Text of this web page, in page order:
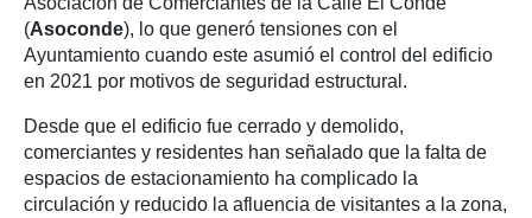
(Asoconde), lo que generó tensiones con el
Ayuntamiento cuando este asumió el control del edificio
en 2021 por motivos de seguridad estructural.
Desde que el edificio fue cerrado y demolido,
comerciantes y residentes han señalado que la falta de
espacios de estacionamiento ha complicado la
circulación y reducido la afluencia de visitantes a la zona,